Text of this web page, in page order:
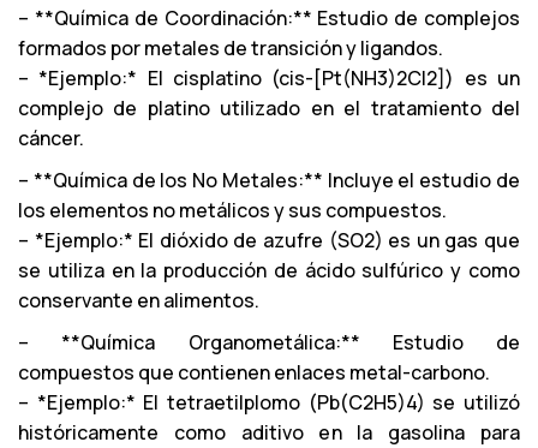
– **Química de Coordinación:** Estudio de complejos
formados por metales de transición y ligandos.
– *Ejemplo:* El cisplatino (cis-[Pt(NH3)2Cl2]) es un
complejo de platino utilizado en el tratamiento del
cáncer.
– **Química de los No Metales:** Incluye el estudio de
los elementos no metálicos y sus compuestos.
– *Ejemplo:* El dióxido de azufre (SO2) es un gas que
se utiliza en la producción de ácido sulfúrico y como
conservante en alimentos.
– **Química Organometálica:** Estudio de
compuestos que contienen enlaces metal-carbono.
– *Ejemplo:* El tetraetilplomo (Pb(C2H5)4) se utilizó
históricamente como aditivo en la gasolina para